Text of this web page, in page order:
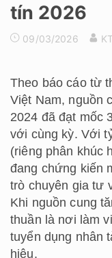
tín 2026
09/03/2026
Theo báo cáo từ
Việt Nam, nguồn
2024 đã đạt mốc
với cùng kỳ. Với
(riêng phân khúc
đang chứng kiến
trò chuyên gia tư
Khi nguồn cung
thuần là nơi làm
tuyển dụng nhân
hiệu.